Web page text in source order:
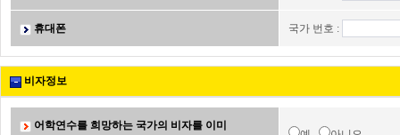
휴대폰 국가 번호 :
비자정보
어학연수를 희망하는 국가의 비자를 이미